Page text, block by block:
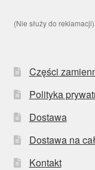
(Nie służy do reklamacji)
Części
Polityka
Dostawa
Dostawa na
Kontakt